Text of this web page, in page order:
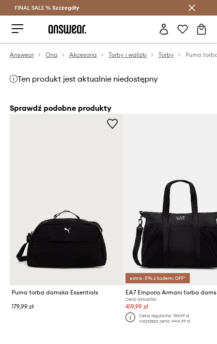
Oszczędzaj z Answear Club >
FINAL SALE % Szczegóły
Answear Ona Akcesoria Torby i walizki Torby Puma
Ten produkt jest aktualnie niedostępny
Sprawdź podobne produkty
Puma torba damska Essentials
179,99 zł
extra -5% z kodem: OFF*
EA7 Emporio Armani torba
Cena aktualna:
419,99 zł
Cena regularna: 769,99 zł
Najniższa cena: 444,99 zł